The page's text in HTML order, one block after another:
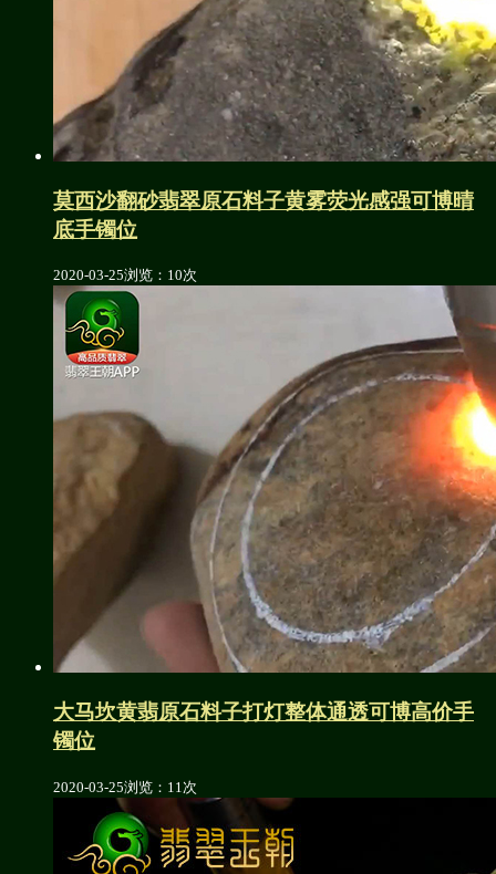
莫西沙翻砂翡翠原石料子黄雾荧光感强可博晴
底手镯位
2020-03-25浏览：10次
大马坎黄翡原石料子打灯整体通透可博高价手
镯位
2020-03-25浏览：11次